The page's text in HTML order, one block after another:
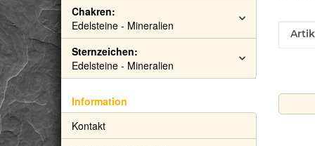
Wert
Chakren:
Edelsteine - Mineralien
Sternzeichen:
Edelsteine - Mineralien
Information
Kontakt